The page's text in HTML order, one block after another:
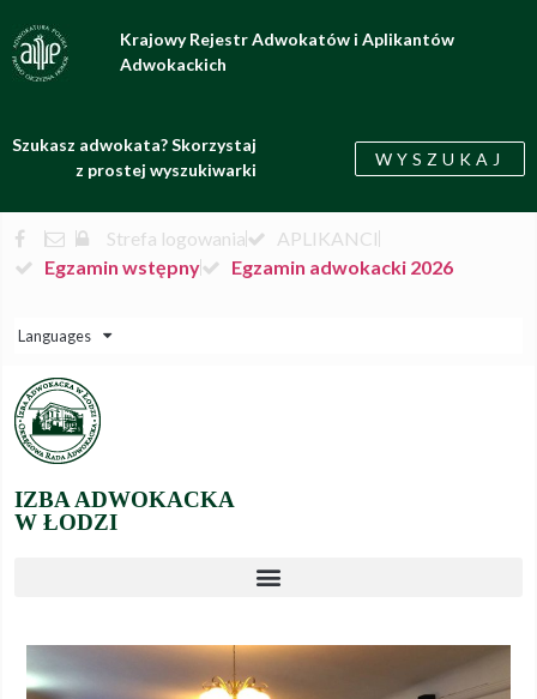
Krajowy Rejestr Adwokatów i Aplikantów
Adwokackich
Szukasz adwokata? Skorzystaj
z prostej wyszukiwarki
WYSZUKAJ
Strefa logowania
APLIKANCI
Egzamin wstępny
Egzamin adwokacki 2026
Languages
IZBA ADWOKACKA
W ŁODZI